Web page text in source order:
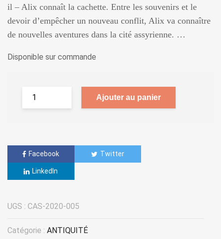
il – Alix connaît la cachette. Entre les souvenirs et le
devoir d’empêcher un nouveau conflit, Alix va connaître
de nouvelles aventures dans la cité assyrienne. …
Disponible sur commande
Ajouter au panier
Facebook Twitter
LinkedIn
UGS : CAS-2020-005
Catégorie : ANTIQUITÉ